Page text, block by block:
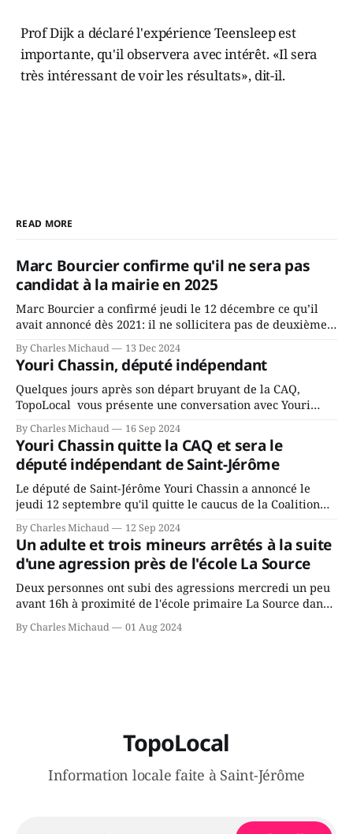
Prof Dijk a déclaré l'expérience Teensleep est
importante, qu'il observera avec intérêt. «Il sera
très intéressant de voir les résultats», dit-­il.
READ MORE
Marc Bourcier confirme qu'il ne sera pas
candidat à la mairie en 2025
Marc Bourcier a confirmé jeudi le 12 décembre ce qu’il
avait annoncé dès 2021: il ne sollicitera pas de deuxième
mandat à titre de maire de Saint-Jérôme. Bourcier en a
fait l’annonce en s’adressant aux employés de la ville,
rassemblés en soirée pour leur traditionnel souper
By Charles Michaud 13 Dec 2024
Youri Chassin, député indépendant
Quelques jours après son départ bruyant de la CAQ,
TopoLocal vous présente une conversation avec Youri
Chassin. Nous avons causé de sa décision. Y songeait-il
depuis longtemps? Sera-t-il candidat indépendant dans 2
ans? Joindrait-il un autre parti, par exemple les
conservateurs d’Éric Duhaime? Que lui
By Charles Michaud 16 Sep 2024
Youri Chassin quitte la CAQ et sera le
député indépendant de Saint-Jérôme
Le député de Saint-Jérôme Youri Chassin a annoncé le
jeudi 12 septembre qu'il quitte le caucus de la Coalition
Avenir Québec de François Legault parce qu'il est déçu du
gouvernement de la CAQ, surtout de son incapacité, qu'il
juge chronique, à offrir des
By Charles Michaud 12 Sep 2024
Un adulte et trois mineurs arrêtés à la suite
d'une agression près de l'école La Source
Deux personnes ont subi des agressions mercredi un peu
avant 16h à proximité de l'école primaire La Source dans
le secteur Bellefeuille de Saint-Jérôme. L'une de deux
victimes aurait été écrasée sous un véhicule et aspergée
By Charles Michaud 01 Aug 2024
TopoLocal
Information locale faite à Saint-Jérôme